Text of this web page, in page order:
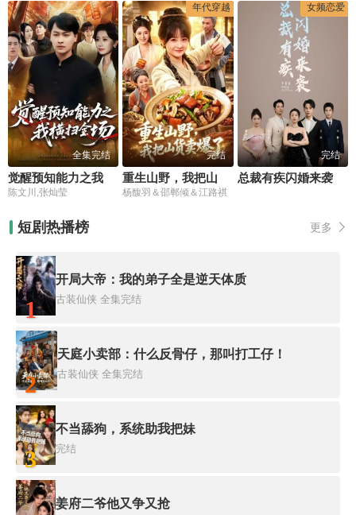
全集完结
陈文川,张灿莹
年代穿越
完结
杨馥羽＆邵郸倾＆江路祺
女频恋爱
完结
总裁有疾闪婚来袭
短剧热播榜 更多
1
开局大帝：我的弟子全是逆天体质
古装仙侠 全集完结
2
天庭小卖部：什么反骨仔，那叫打工仔！
古装仙侠 全集完结
3
不当舔狗，系统助我把妹
完结
姜府二爷他又争又抢